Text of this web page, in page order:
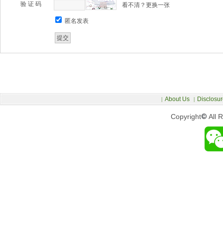
验 证 码 看不清？更换一张
匿名发表
Copyright© All
| About Us |